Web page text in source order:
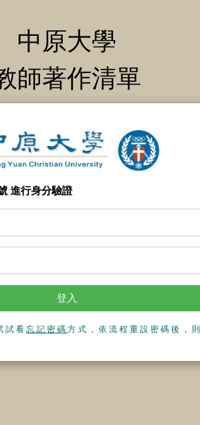
中原大學
師著作清單
進行身分驗證
登入
試看 忘記密碼 方式，依流程重設密碼後，則